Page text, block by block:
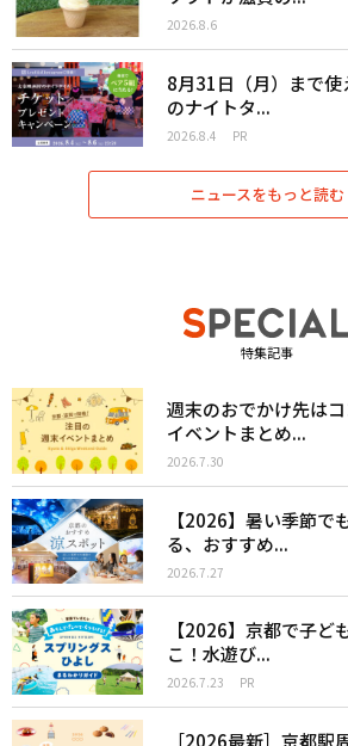
2026.8.6
8月31日（月）まで使
のナイトタ...
2026.8.4 PR
ニュースをもっと読む
特集記事
週末のおでかけ先は
イベントまとめ...
2026.7.30
【2026】暑い季節で
る、おすすめ...
2026.7.27
【2026】京都で子ど
こ！水遊び...
2026.7.23 PR
［2026最新］京都駅